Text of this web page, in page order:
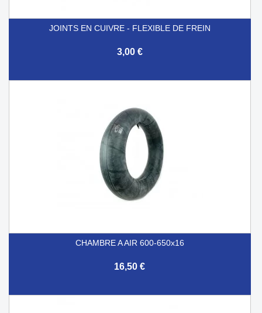
JOINTS EN CUIVRE - FLEXIBLE DE FREIN
3,00 €
CHAMBRE A AIR 600-650x16
16,50 €